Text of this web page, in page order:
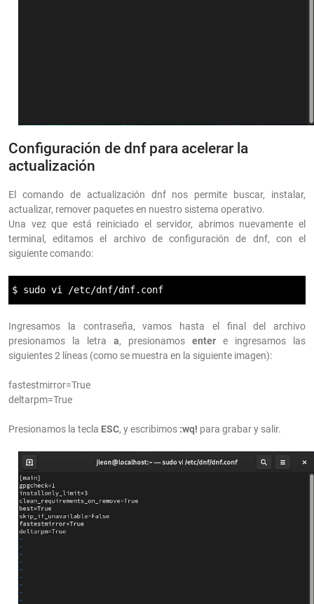
Configuración de dnf para acelerar la
actualización
El comando de actualización dnf nos permite buscar, instalar,
actualizar, remover paquetes en nuestro sistema operativo.
Una vez que está reiniciado el servidor, abrimos nuevamente el
terminal, editamos el archivo de configuración de dnf, con el
siguiente comando:
$ sudo vi /etc/dnf/dnf.conf
Ingresamos la contraseña, vamos hasta el final del archivo
presionamos la letra a, presionamos enter e ingresamos las
siguientes 2 líneas (como se muestra en la siguiente imagen):
fastestmirror=True
deltarpm=True
Presionamos la tecla ESC, y escribimos :wq! para grabar y salir.